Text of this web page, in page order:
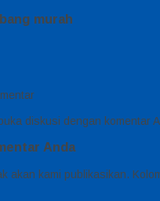
murah
diskusi dengan komentar
Anda
akan kami publikasikan.